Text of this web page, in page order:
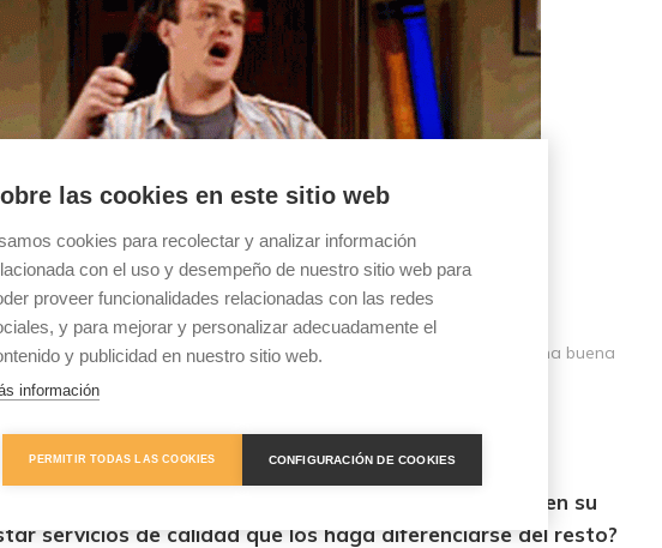
el copywriting es una herramienta potente para lograr una buena
de soluciones nuevas.
un profesional de la salud, además de comunicar bien su
servicios de calidad que los haga diferenciarse del resto?
las cookies en este sitio web
cookies para recolectar y analizar información
con el uso y desempeño de nuestro sitio web para
proveer funcionalidades relacionadas con las redes
y para mejorar y personalizar adecuadamente el
y publicidad en nuestro sitio web.
información
PERMITIR TODAS LAS COOKIES CONFIGURACIÓN DE COOKIES